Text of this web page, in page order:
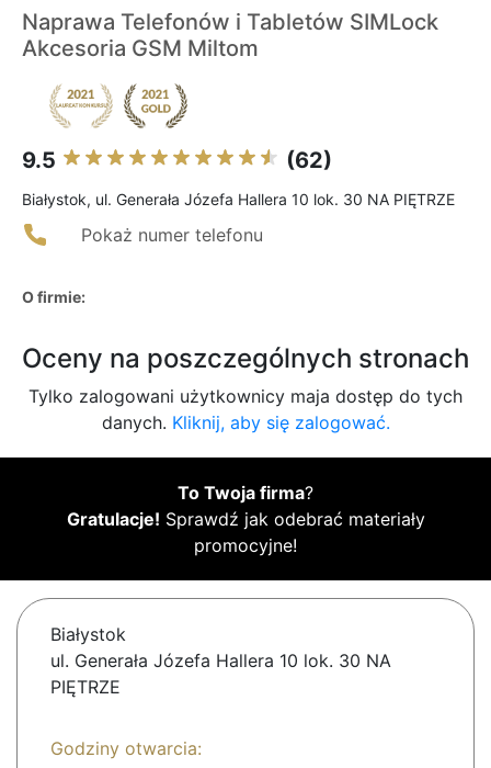
Naprawa Telefonów i Tabletów SIMLock
Akcesoria GSM Miltom
9.5 (62)
Białystok, ul. Generała Józefa Hallera 10 lok. 30 NA PIĘTRZE
Pokaż numer telefonu
O firmie:
Oceny na poszczególnych stronach
Tylko zalogowani użytkownicy maja dostęp do tych
danych. Kliknij, aby się zalogować.
To Twoja firma?
Gratulacje! Sprawdź jak odebrać materiały
promocyjne!
Białystok
ul. Generała Józefa Hallera 10 lok. 30 NA
PIĘTRZE
Godziny otwarcia: